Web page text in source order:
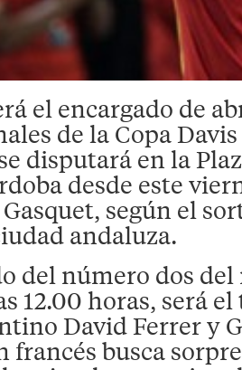
el encargado de
de la Copa
disputará en la
desde este
según el
andaluza.
del número dos del
12.00 horas, será
David Ferrer y
francés busca